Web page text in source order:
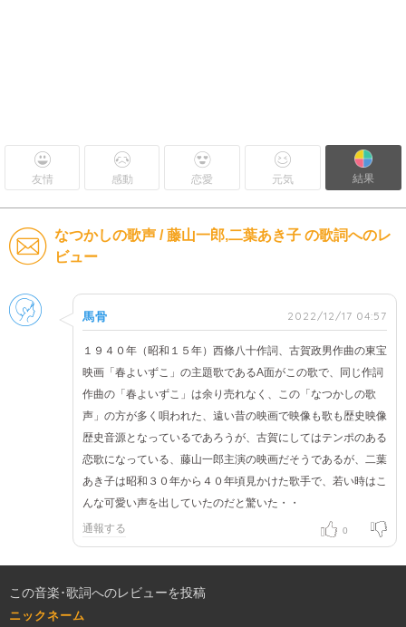
友情 感動 恋愛 元気 結果
なつかしの歌声 / 藤山一郎,二葉あき子 の歌詞へのレ
ビュー
男性
馬骨 2022/12/17 04:57
１９４０年（昭和１５年）西條八十作詞、古賀政男作曲の東宝
映画「春よいずこ」の主題歌であるA面がこの歌で、同じ作詞
作曲の「春よいずこ」は余り売れなく、この「なつかしの歌
声」の方が多く唄われた、遠い昔の映画で映像も歌も歴史映像
歴史音源となっているであろうが、古賀にしてはテンポのある
恋歌になっている、藤山一郎主演の映画だそうであるが、二葉
あき子は昭和３０年から４０年頃見かけた歌手で、若い時はこ
んな可愛い声を出していたのだと驚いた・・
通報する 0
この音楽･歌詞へのレビューを投稿
ニックネーム